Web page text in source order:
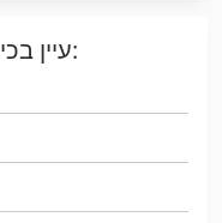
עיין בכינויים הנפוצים ביותר למכונות: